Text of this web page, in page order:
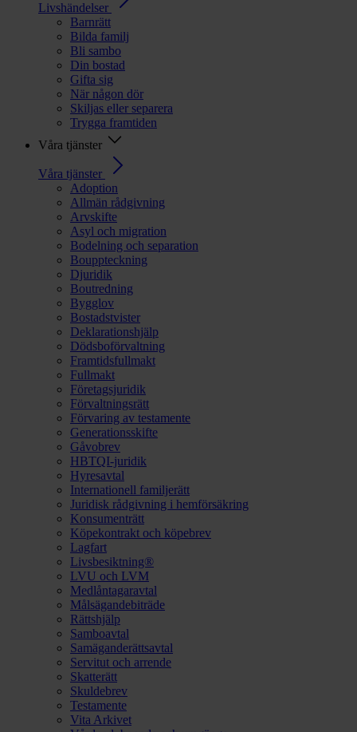
Livshändelser
Barnrätt
Bilda familj
Bli sambo
Din bostad
Gifta sig
När någon dör
Skiljas eller separera
Trygga framtiden
Våra tjänster
Våra tjänster
Adoption
Allmän rådgivning
Arvskifte
Asyl och migration
Bodelning och separation
Bouppteckning
Djuridik
Boutredning
Bygglov
Bostadstvister
Deklarationshjälp
Dödsboförvaltning
Framtidsfullmakt
Fullmakt
Företagsjuridik
Förvaltningsrätt
Förvaring av testamente
Generationsskifte
Gåvobrev
HBTQI-juridik
Hyresavtal
Internationell familjerätt
Juridisk rådgivning i hemförsäkring
Konsumenträtt
Köpekontrakt och köpebrev
Lagfart
Livsbesiktning®
LVU och LVM
Medlåntagaravtal
Målsägandebiträde
Rättshjälp
Samboavtal
Samäganderättsavtal
Servitut och arrende
Skatterätt
Skuldebrev
Testamente
Vita Arkivet